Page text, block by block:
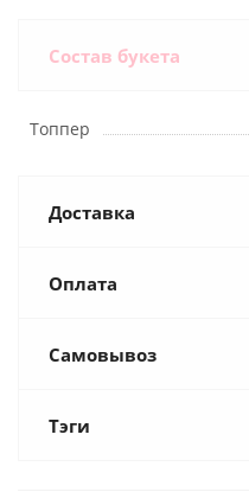
Состав букета
Топпер
Доставка
Оплата
Самовывоз
Тэги